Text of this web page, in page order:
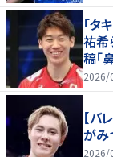
「タ
祐希
稿「
好い
2026/
【バ
がみ
2026/